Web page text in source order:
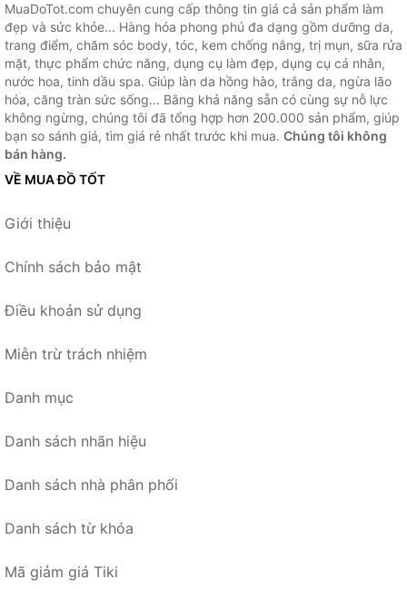
MuaDoTot.com chuyên cung cấp thông tin giá cả sản phẩm làm
đẹp và sức khỏe... Hàng hóa phong phú đa dạng gồm dưỡng da,
trang điểm, chăm sóc body, tóc, kem chống nắng, trị mụn, sữa rửa
mặt, thực phẩm chức năng, dụng cụ làm đẹp, dụng cụ cá nhân,
nước hoa, tinh dầu spa. Giúp làn da hồng hào, trắng da, ngừa lão
hóa, căng tràn sức sống... Bằng khả năng sẵn có cùng sự nỗ lực
không ngừng, chúng tôi đã tổng hợp hơn 200.000 sản phẩm, giúp
bạn so sánh giá, tìm giá rẻ nhất trước khi mua. Chúng tôi không
bán hàng.
VỀ MUA ĐỒ TỐT
Giới thiệu
Chính sách bảo mật
Điều khoản sử dụng
Miễn trừ trách nhiệm
Danh mục
Danh sách nhãn hiệu
Danh sách nhà phân phối
Danh sách từ khóa
Mã giảm giá Tiki